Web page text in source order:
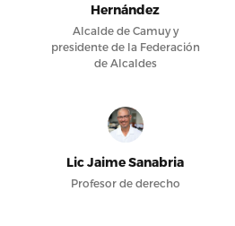
Hernández
Alcalde de Camuy y
presidente de la Federación
de Alcaldes
Lic Jaime Sanabria
Profesor de derecho